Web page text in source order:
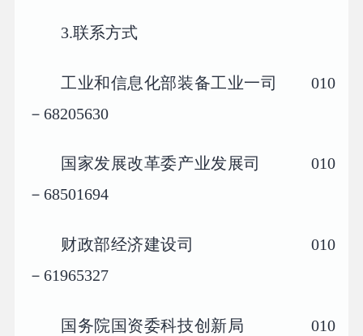
3.联系方式
工业和信息化部装备工业一司 010
－68205630
国家发展改革委产业发展司 010
－68501694
财政部经济建设司 010
－61965327
国务院国资委科技创新局 010